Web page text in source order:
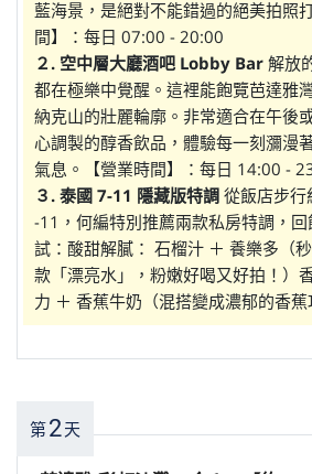
藍海景，是絕對不能錯過的絕美拍照
間】：每日 07:00 - 20:00
２. 空中層大廳酒吧 Lobby Bar 解放
都在極樂中覺醒。這裡能飽覽芭達雅
納克山的壯麗輪廓。非常適合在午後
心調製的醇香飲品，體驗每一刻瀰漫
氣息。【營業時間】：每日 14:00 -
３. 泰國 7-11 隱藏版特調 從飯店步行
-11，何編特別推薦兩款私房特調，
試：酸甜解膩： 石榴汁 ＋ 養樂多（
款「漂亮水」，粉嫩好喝又好拍！）
力 ＋ 香蕉牛奶（混搭變成濃郁的香蕉
第2天